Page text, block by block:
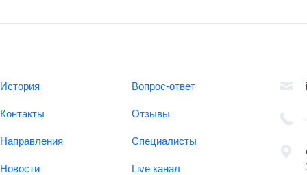
История Вопрос-ответ
Контакты Отзывы
Направления Специалисты
Новости Live канал